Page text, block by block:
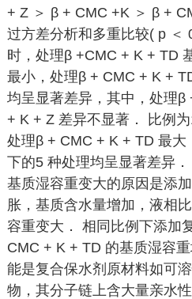
+ Z ＞ β + CMC +K ＞ β +
过方差分析和多重比较( p ＜
时，处理β +CMC + K + TD
最小，处理β + CMC + K +
均呈显著差异，其中，处理β
+ K + Z 差异不显著． 比例
处理β + CMC + K + TD 最大
下的5 种处理均呈显著差异
基质湿容重变大的原因是添
胀，基质含水量增加，液相
容重变大． 相同比例下添加
CMC + K + TD 的基质湿容
能是复合保水剂原材料如可
物，其分子链上含大量亲水